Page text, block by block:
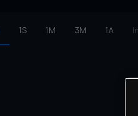
1S 1M 3M 1A